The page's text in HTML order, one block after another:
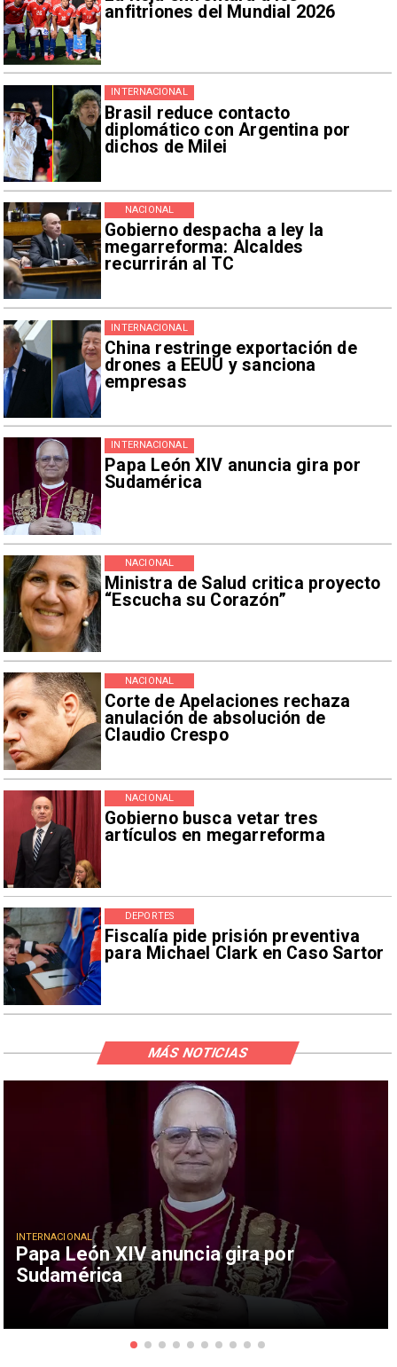
anfitriones del Mundial 2026
Brasil reduce contacto
diplomático con Argentina por
dichos de Milei
INTERNACIONAL
Gobierno despacha a ley la
megarreforma: Alcaldes
recurrirán al TC
NACIONAL
China restringe exportación de
drones a EEUU y sanciona
empresas
INTERNACIONAL
Papa León XIV anuncia gira por
Sudamérica
INTERNACIONAL
Ministra de Salud critica proyecto
“Escucha su Corazón”
NACIONAL
Corte de Apelaciones rechaza
anulación de absolución de
Claudio Crespo
NACIONAL
Gobierno busca vetar tres
artículos en megarreforma
NACIONAL
Fiscalía pide prisión preventiva
para Michael Clark en Caso Sartor
DEPORTES
Papa León XIV anuncia gira por
Sudamérica
INTERNACIONAL
MÁS NOTICIAS